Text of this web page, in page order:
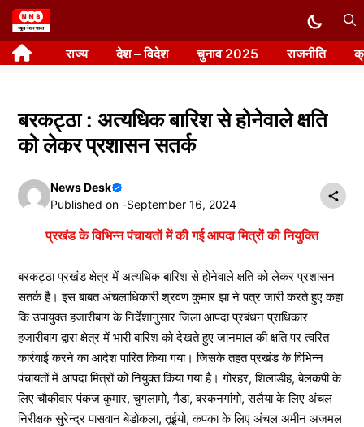
Skip
to
content राज्य देश – विदेश चुनाव 2025 राजनीति
बरकट्ठा : अत्यधिक बारिश से होनेवाले क्षति
को लेकर प्रशासन सतर्क
News Desk
Published on -September 16, 2024
प्रखंड के विभिन्न पंचायतों में की गई आपदा मित्रों की नियुक्ति
बरकट्ठा प्रखंड क्षेत्र में अत्यधिक बारिश से होनेवाले क्षति को लेकर प्रशासन
सतर्क है। इस बाबत अंचलाधिकारी श्रवण कुमार झा ने पत्र जारी करते हुए कहा
कि उपायुक्त हजारीबाग के निर्देशानुसार जिला आपदा प्रबंधन प्राधिकार
हजारीबाग द्वारा क्षेत्र में भारी बारिश को देखते हुए जानमाल की क्षति पर त्वरित
कार्रवाई करने का आदेश पारित किया गया। जिसके तहत प्रखंड के विभिन्न
पंचायतों में आपदा मित्रों को नियुक्त किया गया है। गोरहर, शिलाडीह, बेलकपी के
लिए चौकीदार पंकज कुमार, चुगलामो, गैडा, बरकनगांगो, सलैया के लिए अंचल
निरीक्षक सुरेन्द्र पासवान बेडोकला, तूईयो, कपका के लिए अंचल अमीन अजमल